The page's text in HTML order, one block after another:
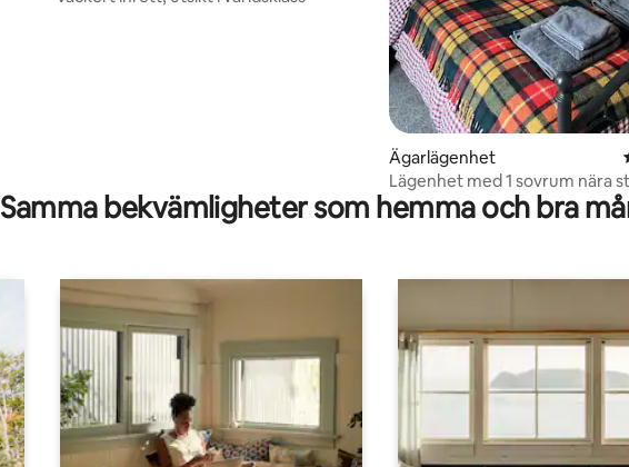
Ägarlägenhet
Lägenhet med 1 sovrum nära
Isle of Man
Samma bekvämligheter som hemma och bra